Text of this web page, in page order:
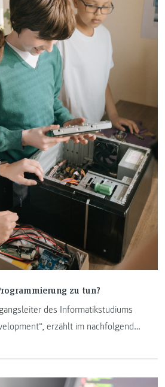
zu tun?
des Informatikstudiums
erzählt im nachfolgenden
anhand von Workshops einen